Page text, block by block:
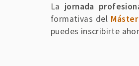
La jornada
formativas del
puedes inscribirte